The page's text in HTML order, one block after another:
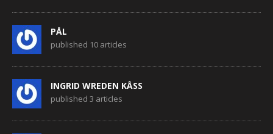
PÅL
published 10 articles
INGRID WREDEN KÅSS
published 3 articles